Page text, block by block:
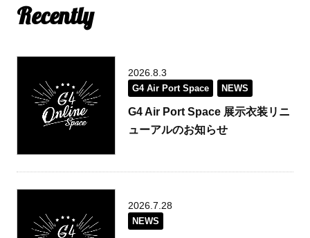
Recently
2026.8.3
G4 Air Port Space NEWS
G4 Air Port Space 展示衣装リニ
ューアルのお知らせ
2026.7.28
NEWS